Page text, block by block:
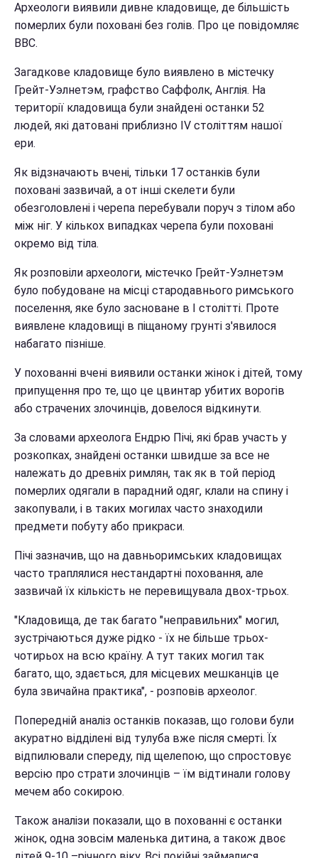
Археологи виявили дивне кладовище, де більшість
померлих були поховані без голів. Про це повідомляє
ВВС.
Загадкове кладовище було виявлено в містечку
Грейт-Уэлнетэм, графство Саффолк, Англія. На
території кладовища були знайдені останки 52
людей, які датовані приблизно IV століттям нашої
ери.
Як відзначають вчені, тільки 17 останків були
поховані зазвичай, а от інші скелети були
обезголовлені і черепа перебували поруч з тілом або
між ніг. У кількох випадках черепа були поховані
окремо від тіла.
Як розповіли археологи, містечко Грейт-Уэлнетэм
було побудоване на місці стародавнього римського
поселення, яке було засноване в I столітті. Проте
виявлене кладовищі в піщаному грунті з'явилося
набагато пізніше.
У похованні вчені виявили останки жінок і дітей, тому
припущення про те, що це цвинтар убитих ворогів
або страчених злочинців, довелося відкинути.
За словами археолога Ендрю Пічі, які брав участь у
розкопках, знайдені останки швидше за все не
належать до древніх римлян, так як в той період
померлих одягали в парадний одяг, клали на спину і
закопували, і в таких могилах часто знаходили
предмети побуту або прикраси.
Пічі зазначив, що на давньоримських кладовищах
часто траплялися нестандартні поховання, але
зазвичай їх кількість не перевищувала двох-трьох.
"Кладовища, де так багато "неправильних" могил,
зустрічаються дуже рідко - їх не більше трьох-
чотирьох на всю країну. А тут таких могил так
багато, що, здається, для місцевих мешканців це
була звичайна практика", - розповів археолог.
Попередній аналіз останків показав, що голови були
акуратно відділені від тулуба вже після смерті. Їх
відпилювали спереду, під щелепою, що спростовує
версію про страти злочинців – їм відтинали голову
мечем або сокирою.
Також аналізи показали, що в похованні є останки
жінок, одна зовсім маленька дитина, а також двоє